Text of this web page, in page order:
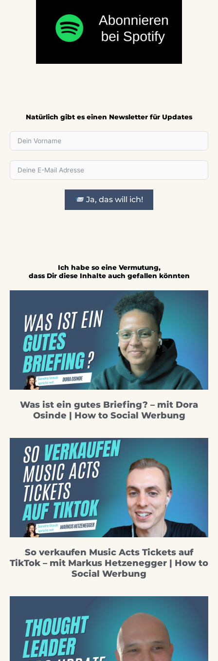
Natürlich gibt es einen Newsletter für Updates
Ja, das will ich!
Ich habe so eine Vermutung,
dass Dir diese Inhalte auch gefallen könnten
Was ist ein gutes Briefing? – mit Dora
Osinde | How to Social Werbung
So verkaufen Music Acts Tickets auf
TikTok – mit Markus Hetzenegger | How to
Social Werbung